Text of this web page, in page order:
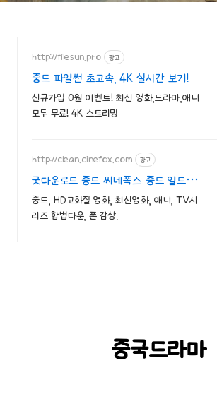
http://filesun.pro 광고
중드 파일썬 초고속, 4K 실시간 보기!
신규가입 0원 이벤트! 최신 영화,드라마,애니
모두 무료! 4K 스트리밍
http://clean.cinefox.com 광고
굿다운로드 중드 씨네폭스 중드 일드
30%할인
중드, HD고화질 영화, 최신영화, 애니, TV시
리즈 합법다운, 폰 감상.
중국드라마